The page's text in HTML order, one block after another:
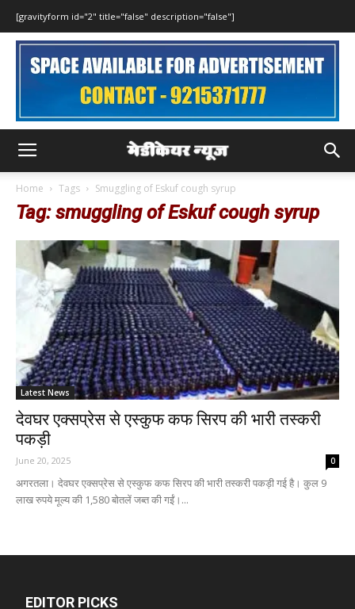
[gravityform id="2" title="false" description="false"]
Home Tags Smuggling of Eskuf cough syrup
Tag: smuggling of Eskuf cough syrup
Latest News
देवघर एक्सप्रेस से एस्कुफ कफ सिरप की भारी तस्करी
पकड़ी
June 20, 2025 0
अगरतला। देवघर एक्सप्रेस से एस्कुफ कफ सिरप की भारी तस्करी पकड़ी गई है। कुल 9
लाख रुपये मूल्य की 1,580 बोतलें जब्त की गईं।...
EDITOR PICKS